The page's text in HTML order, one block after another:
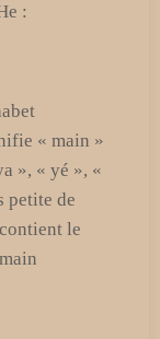
:
« main »
», « yé », «
petite de
le